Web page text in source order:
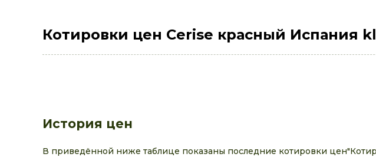
Котировки цен Cerise красный Испания
История цен
В приведённой ниже таблице показаны последние котировки